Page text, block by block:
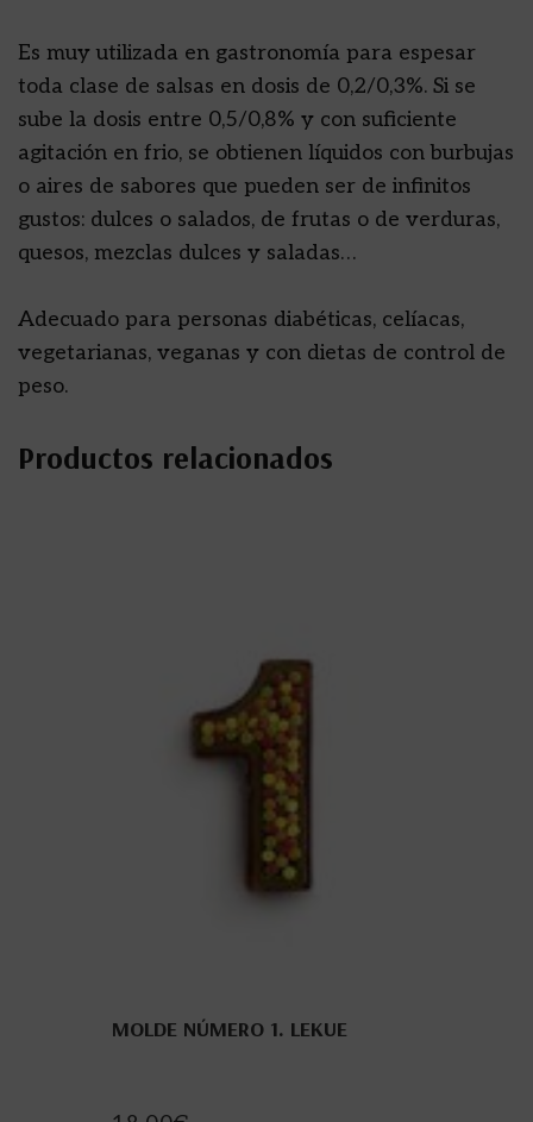
Es muy utilizada en gastronomía para espesar
toda clase de salsas en dosis de 0,2/0,3%. Si se
sube la dosis entre 0,5/0,8% y con suficiente
agitación en frio, se obtienen líquidos con burbujas
o aires de sabores que pueden ser de infinitos
gustos: dulces o salados, de frutas o de verduras,
quesos, mezclas dulces y saladas…
Adecuado para personas diabéticas, celíacas,
vegetarianas, veganas y con dietas de control de
peso.
Productos relacionados
MOLDE NÚMERO 1. LEKUE